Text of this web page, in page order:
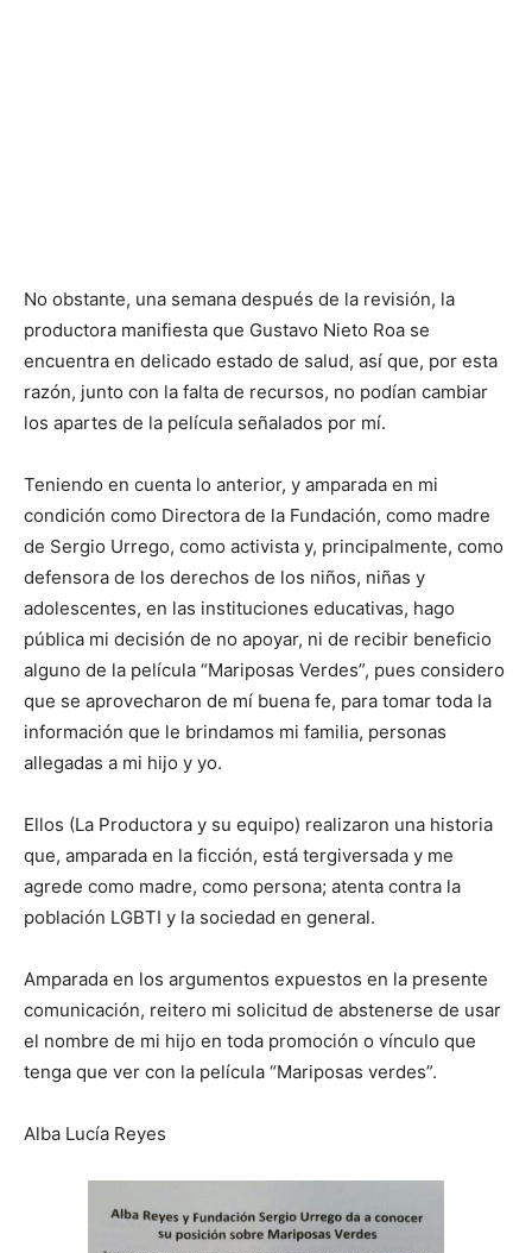
No obstante, una semana después de la revisión, la
productora manifiesta que Gustavo Nieto Roa se
encuentra en delicado estado de salud, así que, por esta
razón, junto con la falta de recursos, no podían cambiar
los apartes de la película señalados por mí.
Teniendo en cuenta lo anterior, y amparada en mi
condición como Directora de la Fundación, como madre
de Sergio Urrego, como activista y, principalmente, como
defensora de los derechos de los niños, niñas y
adolescentes, en las instituciones educativas, hago
pública mi decisión de no apoyar, ni de recibir beneficio
alguno de la película “Mariposas Verdes”, pues considero
que se aprovecharon de mí buena fe, para tomar toda la
información que le brindamos mi familia, personas
allegadas a mi hijo y yo.
Ellos (La Productora y su equipo) realizaron una historia
que, amparada en la ficción, está tergiversada y me
agrede como madre, como persona; atenta contra la
población LGBTI y la sociedad en general.
Amparada en los argumentos expuestos en la presente
comunicación, reitero mi solicitud de abstenerse de usar
el nombre de mi hijo en toda promoción o vínculo que
tenga que ver con la película “Mariposas verdes”.
Alba Lucía Reyes